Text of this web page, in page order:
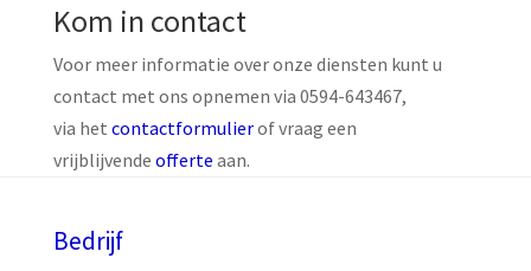
Kom in contact
Voor meer informatie over onze diensten kunt u
contact met ons opnemen via 0594-643467,
via het contactformulierof vraag een
vrijblijvende offerte aan.
Bedrijf